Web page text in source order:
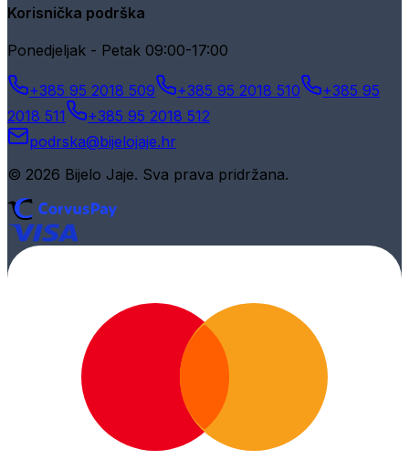
Korisnička podrška
Ponedjeljak - Petak 09:00-17:00
+385 95 2018 509 +385 95 2018 510
+385 95
2018 511
+385 95 2018 512
podrska@bijelojaje.hr
© 2026 Bijelo Jaje. Sva prava pridržana.